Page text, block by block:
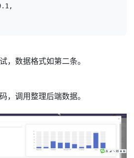
，数据格式如第二条。
，调用整理后端数据。